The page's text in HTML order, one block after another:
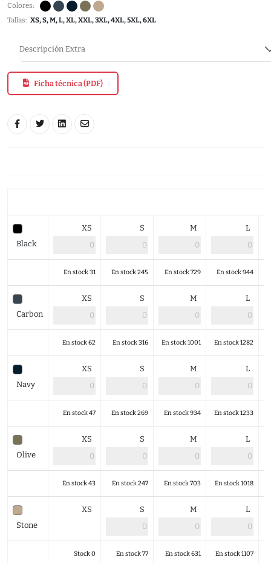
Colores:
Tallas: XS, S, M, L, XL, XXL, 3XL, 4XL, 5XL, 6XL
Descripción Extra
Ficha técnica (PDF)
Black
XS S M L
En stock 31 En stock 245 En stock 729 En stock 944
Carbon
XS S M L
En stock 62 En stock 316 En stock 1001 En stock 1282
Navy
XS S M L
En stock 47 En stock 269 En stock 934 En stock 1233
Olive
XS S M L
En stock 43 En stock 247 En stock 703 En stock 1018
Stone
XS S M L
Stock 0 En stock 77 En stock 631 En stock 1107